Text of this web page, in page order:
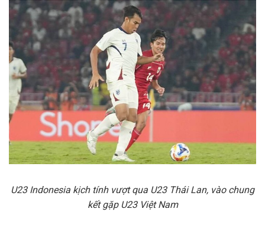
U23 Indonesia kịch tính vượt qua U23 Thái Lan, vào chung
kết gặp U23 Việt Nam